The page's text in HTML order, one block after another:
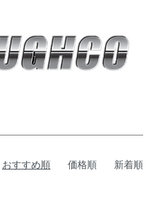
おすすめ順 価格順 新着順